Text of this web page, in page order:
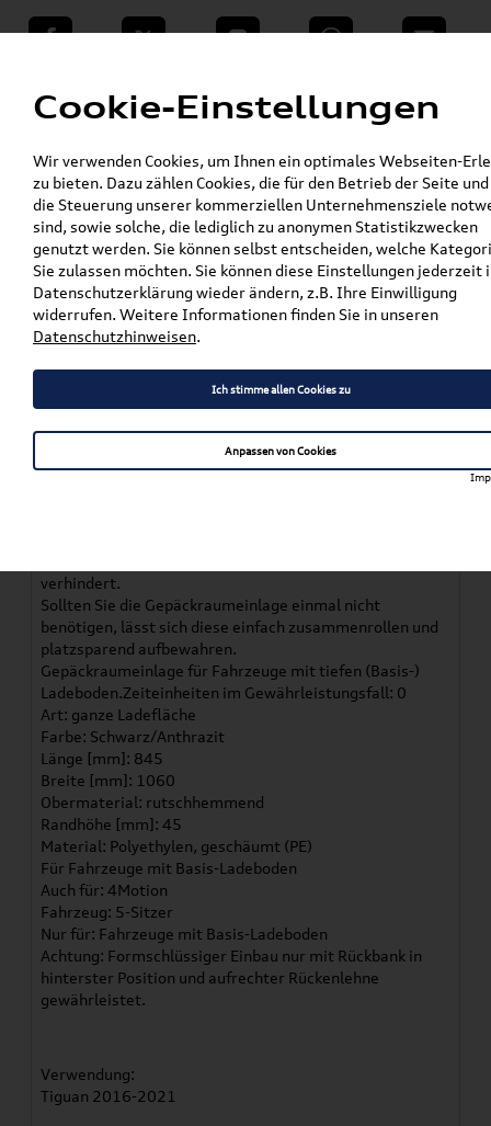
teilen Twitter Instagram WhatsApp E-Mail
VW Shop - VW Originalteile und Zubehör »
VW Zubehör » Komfort & Schutz »
Gepäckraumeinlagen » Tiguan »
Original VW Tiguan (AD1) Gepäckraumeinlage
Basis Ladeboden 5NA061160A
Original VW Tiguan (AD1)
Gepäckraumeinlage Basis
Ladeboden 5NA061160A
Artikelbeschreibung
verhindert.
Sollten Sie die Gepäckraumeinlage einmal nicht
benötigen, lässt sich diese einfach zusammenrollen und
platzsparend aufbewahren.
Gepäckraumeinlage für Fahrzeuge mit tiefen (Basis-)
Ladeboden.Zeiteinheiten im Gewährleistungsfall: 0
Art: ganze Ladefläche
Farbe: Schwarz/Anthrazit
Länge [mm]: 845
Breite [mm]: 1060
Obermaterial: rutschhemmend
Randhöhe [mm]: 45
Material: Polyethylen, geschäumt (PE)
Für Fahrzeuge mit Basis-Ladeboden
Auch für: 4Motion
Fahrzeug: 5-Sitzer
Nur für: Fahrzeuge mit Basis-Ladeboden
Achtung: Formschlüssiger Einbau nur mit Rückbank in
hinterster Position und aufrechter Rückenlehne
gewährleistet.
Verwendung:
Tiguan 2016-2021
Cookie-Einstellungen
Wir verwenden Cookies, um Ihnen ein optimales Webseiten-
zu bieten. Dazu zählen Cookies, die für den Betrieb der Seite
die Steuerung unserer kommerziellen Unternehmensziele
sind, sowie solche, die lediglich zu anonymen Statistikzwecken
genutzt werden. Sie können selbst entscheiden, welche
Sie zulassen möchten. Sie können diese Einstellungen jederzeit
Datenschutzerklärung wieder ändern, z.B. Ihre Einwilligung
widerrufen. Weitere Informationen finden Sie in unseren
Datenschutzhinweisen.
Ich stimme allen Cookies zu
Anpassen von Cookies